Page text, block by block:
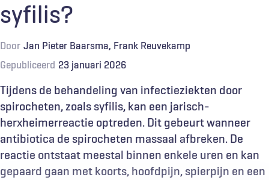
syfilis?
Door Jan Pieter Baarsma Frank Reuvekamp
Gepubliceerd 23 januari 2026
Tijdens de behandeling van infectieziekten door
spirocheten, zoals syfilis, kan een jarisch-
herxheimerreactie optreden. Dit gebeurt wanneer
antibiotica de spirocheten massaal afbreken. De
reactie ontstaat meestal binnen enkele uren en kan
gepaard gaan met koorts, hoofdpijn, spierpijn en een